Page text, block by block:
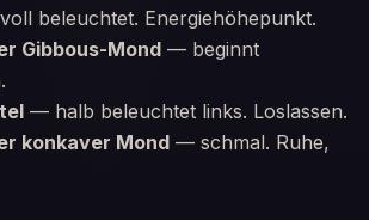
beleuchtet. Energiehöhepunkt.
Gibbous-Mond — beginnt
— halb beleuchtet links. Loslassen.
konkaver Mond — schmal. Ruhe,